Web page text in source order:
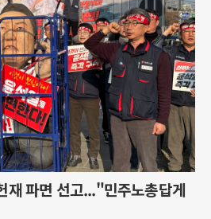
재 파면 선고..."민주노총답게